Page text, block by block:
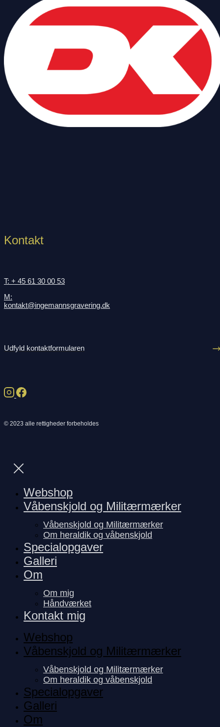
Kontakt
T: + 45 61 30 00 53
M:
kontakt@ingemannsgravering.dk
Udfyld kontaktformularen
© 2023 alle rettigheder forbeholdes
Webshop
Våbenskjold og Militærmærker
Våbenskjold og Militærmærker
Om heraldik og våbenskjold
Specialopgaver
Galleri
Om
Om mig
Håndværket
Kontakt mig
Webshop
Våbenskjold og Militærmærker
Våbenskjold og Militærmærker
Om heraldik og våbenskjold
Specialopgaver
Galleri
Om